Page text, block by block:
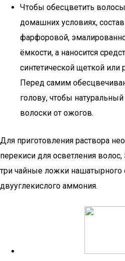
Чтобы обесцветить
домашних условиях,
фарфоровой,
ёмкости, а наносится
синтетической щеткой или
Перед самим
голову, чтобы
волоски от ожогов.
Для приготовления раствора
перекиси для осветления
три чайные ложки нашатырного
двууглекислого аммония.